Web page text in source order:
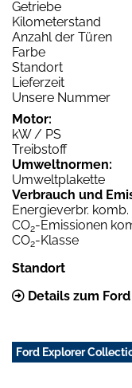
Getriebe
Kilometerstand
Anzahl der Türen
Farbe
Standort
Lieferzeit
Unsere Nummer
Motor:
kW / PS
Treibstoff
Umweltnormen:
Umweltplakette
Verbrauch und
Energieverbr. komb.
CO2-Emissionen
CO2-Klasse
Standort
Details zum
Ford Explorer